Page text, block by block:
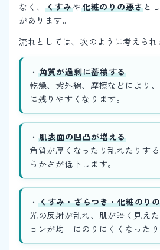
なく、くすみや化粧のりの悪さ と
があります。
流れとしては、次のように考えられ
・ 角質が過剰に蓄積する
乾燥、紫外線、摩擦などにより
に残りやすくなります。
・ 肌表面の凹凸が増える
角質が厚くなったり乱れたりす
らかさが低下します。
・ くすみ・ざらつき・化粧のり
光の反射が乱れ、肌が暗く見え
ョンが均一にのりにくくなったり